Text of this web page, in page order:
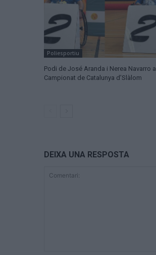
Poliesportiu
Podi de José Aranda i Nerea Navarro al
Campionat de Catalunya d’Slàlom
DEIXA UNA RESPOSTA